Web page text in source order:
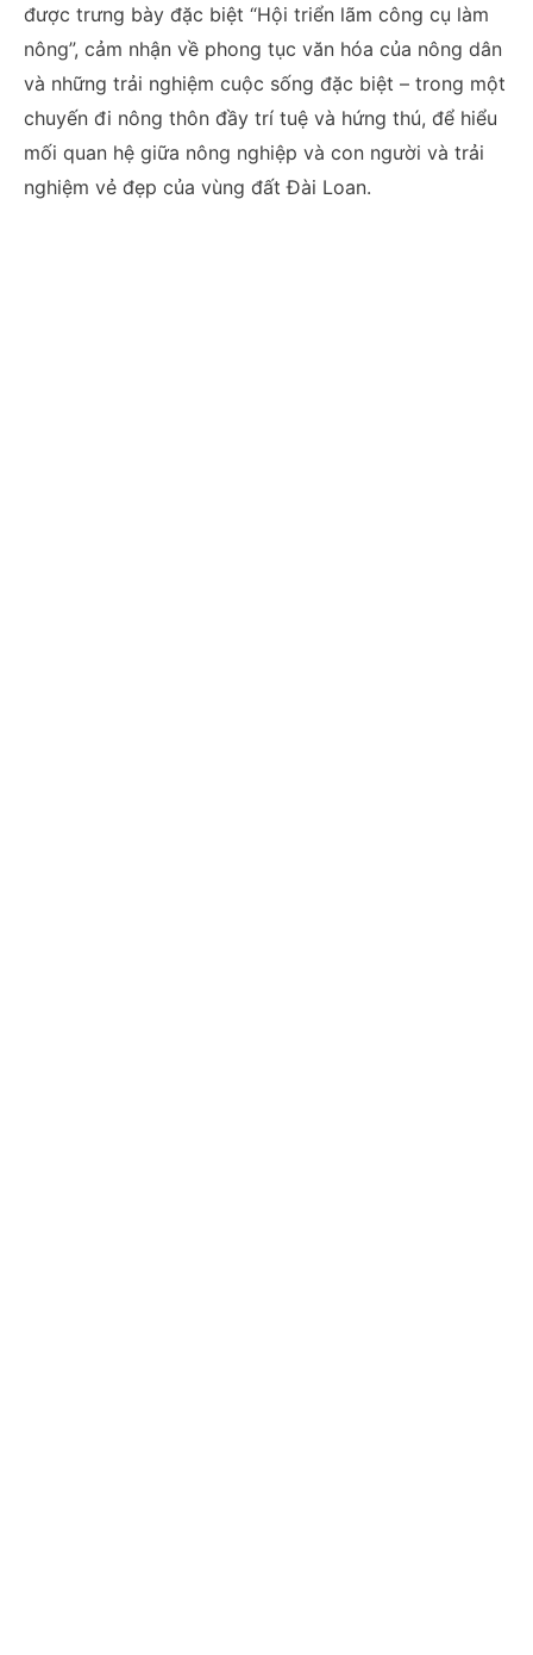
được trưng bày đặc biệt “Hội triển lãm công cụ làm
nông”, cảm nhận về phong tục văn hóa của nông dân
và những trải nghiệm cuộc sống đặc biệt – trong một
chuyến đi nông thôn đầy trí tuệ và hứng thú, để hiểu
mối quan hệ giữa nông nghiệp và con người và trải
nghiệm vẻ đẹp của vùng đất Đài Loan.